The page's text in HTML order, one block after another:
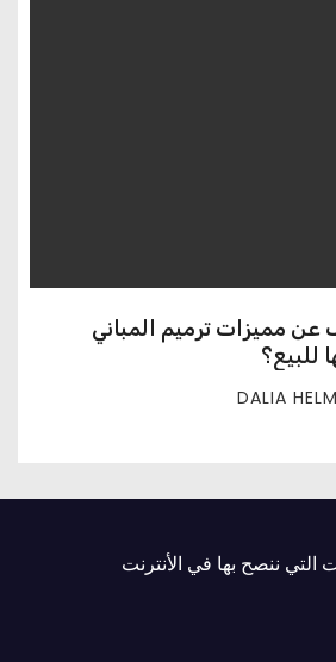
عن مميزات ترميم المباني
للبيع؟
DALIA
ننصح بها في الأنترنت